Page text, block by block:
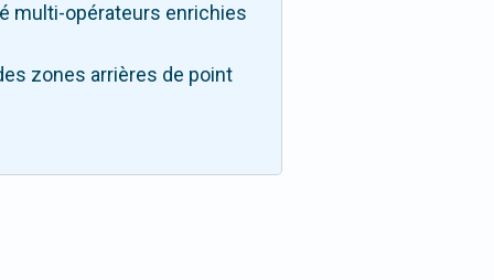
multi-opérateurs enrichies
zones arrières de point